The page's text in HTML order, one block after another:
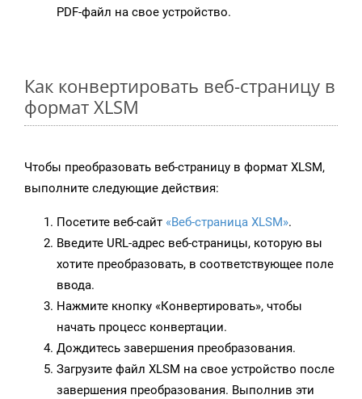
PDF-файл на свое устройство.
Как конвертировать веб-страницу в
формат XLSM
Чтобы преобразовать веб-страницу в формат XLSM,
выполните следующие действия:
Посетите веб-сайт «Веб-страница XLSM».
Введите URL-адрес веб-страницы, которую вы
хотите преобразовать, в соответствующее поле
ввода.
Нажмите кнопку «Конвертировать», чтобы
начать процесс конвертации.
Дождитесь завершения преобразования.
Загрузите файл XLSM на свое устройство после
завершения преобразования. Выполнив эти